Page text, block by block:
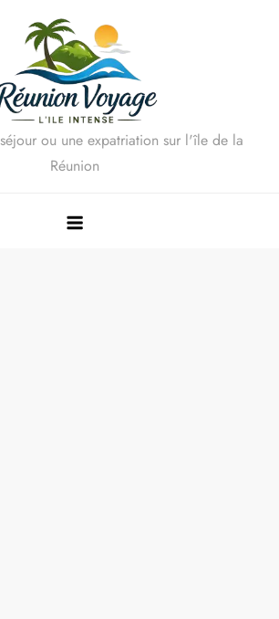
ou une expatriation sur l'île de la
Réunion